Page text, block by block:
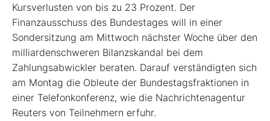
Kursverlusten von bis zu 23 Prozent. Der
Finanzausschuss des Bundestages will in einer
Sondersitzung am Mittwoch nächster Woche über den
milliardenschweren Bilanzskandal bei dem
Zahlungsabwickler beraten. Darauf verständigten sich
am Montag die Obleute der Bundestagsfraktionen in
einer Telefonkonferenz, wie die Nachrichtenagentur
Reuters von Teilnehmern erfuhr.